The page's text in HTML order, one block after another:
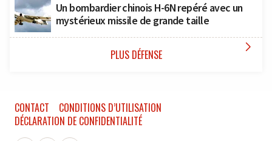
Un bombardier chinois H-6N repéré avec un
mystérieux missile de grande taille
PLUS DÉFENSE 
CONTACT
CONDITIONS D’UTILISATION
DÉCLARATION DE CONFIDENTIALITÉ